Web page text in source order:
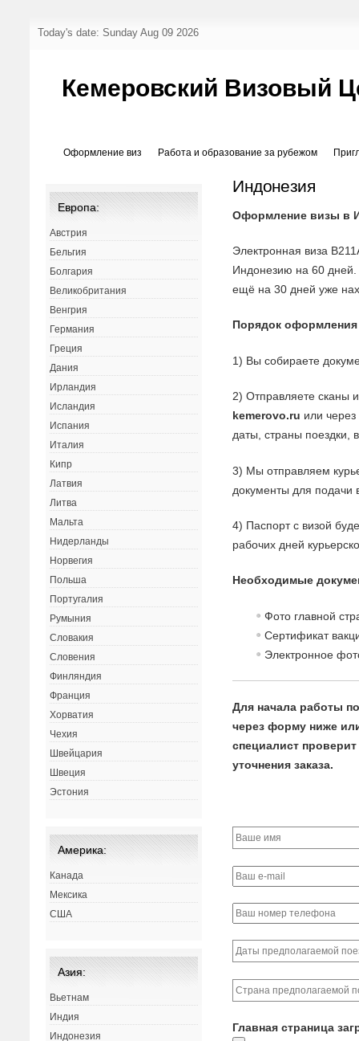
Today's date: Sunday Aug 09 2026
Кемеровский Визовый
Оформление виз Работа и образование за рубежом
Индонезия
Оформление визы в
Электронная виза
Индонезию на 60
ещё на 30 дней уже
Порядок
1) Вы собираете
2) Отправляете сканы
kemerovo.ru или
даты, страны поездки,
3) Мы отправляем
документы для подачи
4) Паспорт с визой
рабочих дней
Необходимые
Фото главной
Сертификат
Электронное
Для начала работы
через форму ниже
специалист
уточнения заказа.
Главная страница
Европа:
Австрия
Бельгия
Болгария
Великобритания
Венгрия
Германия
Греция
Дания
Ирландия
Исландия
Испания
Италия
Кипр
Латвия
Литва
Мальта
Нидерланды
Норвегия
Польша
Португалия
Румыния
Словакия
Словения
Финляндия
Франция
Хорватия
Чехия
Швейцария
Швеция
Эстония
Америка:
Канада
Мексика
США
Азия:
Вьетнам
Индия
Индонезия